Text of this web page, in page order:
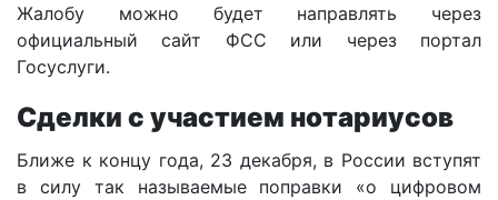
Жалобу можно будет направлять через
официальный сайт ФСС или через портал
Госуслуги.
Сделки с участием нотариусов
Ближе к концу года, 23 декабря, в России вступят
в силу так называемые поправки «о цифровом